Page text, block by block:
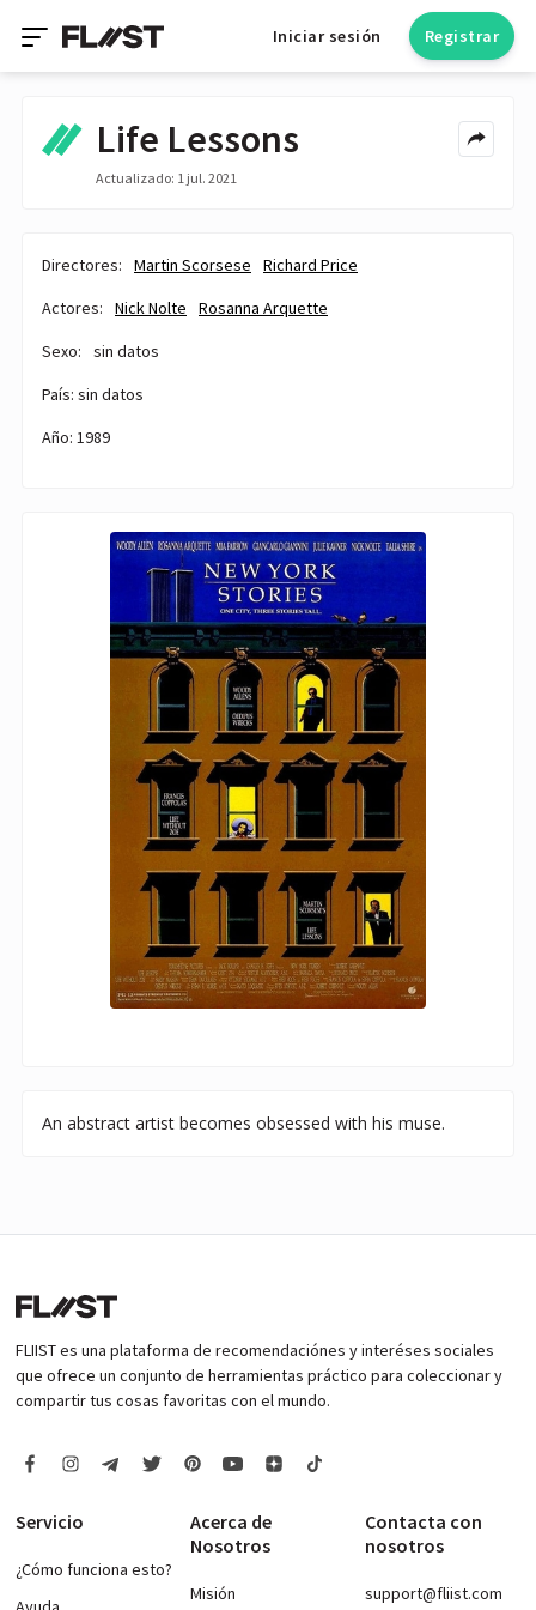
Iniciar sesión Registrar
Life Lessons
Actualizado: 1 jul. 2021
Directores: Martin Scorsese
Richard Price
Actores:
Nick Nolte
Rosanna Arquette
Sexo:
sin datos
País: sin datos
Año: 1989
An abstract artist becomes obsessed with his muse.
FLIIST es una plataforma de recomendaciónes y interéses sociales
que ofrece un conjunto de herramientas práctico para coleccionar y
compartir tus cosas favoritas con el mundo.
Servicio
¿Cómo funciona esto?
Acerca de
Nosotros
Misión
Contacta con
nosotros
support@fliist.com